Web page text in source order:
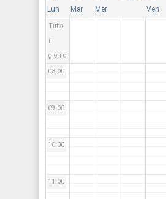
Lun Mar Mer Ven
Tutto
il
giorno
08:00
09:00
10:00
11:00